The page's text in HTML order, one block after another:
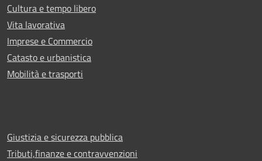
Cultura e tempo libero
Vita lavorativa
Imprese e Commercio
Catasto e urbanistica
Mobilità e trasporti
Giustizia e sicurezza pubblica
Tributi,finanze e contravvenzioni